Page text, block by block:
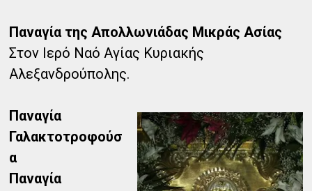
Παναγία της Απολλωνιάδας Μικράς Ασίας
Στον Ιερό Ναό Αγίας Κυριακής
Αλεξανδρούπολης.
Παναγία
Γαλακτοτροφούσ
α
Παναγία